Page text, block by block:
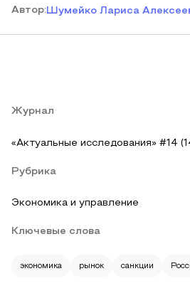
Автор:Шумейко Лариса
Журнал
«Актуальные исследования» #14
Рубрика
Экономика и управление
Ключевые слова
экономика рынок санкции